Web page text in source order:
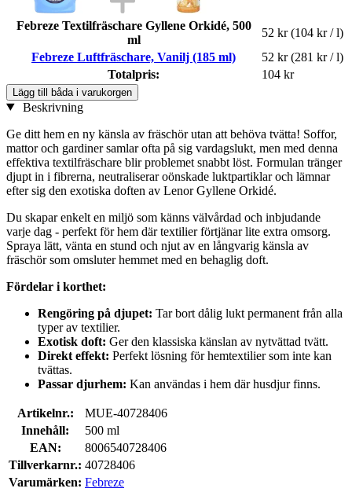
Febreze Textilfräschare Gyllene Orkidé, 500
ml
52 kr (104 kr / l)
Febreze Luftfräschare, Vanilj (185 ml)
52 kr (281 kr / l)
Totalpris:
104 kr
Lägg till båda i varukorgen
Beskrivning
Ge ditt hem en ny känsla av fräschör utan att behöva tvätta! Soffor,
mattor och gardiner samlar ofta på sig vardagslukt, men med denna
effektiva textilfräschare blir problemet snabbt löst. Formulan tränger
djupt in i fibrerna, neutraliserar oönskade luktpartiklar och lämnar
efter sig den exotiska doften av Lenor Gyllene Orkidé.
Du skapar enkelt en miljö som känns välvårdad och inbjudande
varje dag - perfekt för hem där textilier förtjänar lite extra omsorg.
Spraya lätt, vänta en stund och njut av en långvarig känsla av
fräschör som omsluter hemmet med en behaglig doft.
Fördelar i korthet:
Rengöring på djupet: Tar bort dålig lukt permanent från alla
typer av textilier.
Exotisk doft: Ger den klassiska känslan av nytvättad tvätt.
Direkt effekt: Perfekt lösning för hemtextilier som inte kan
tvättas.
Passar djurhem: Kan användas i hem där husdjur finns.
Artikelnr.:
MUE-40728406
Innehåll:
500 ml
EAN:
8006540728406
Tillverkarnr.: 40728406
Varumärken: Febreze